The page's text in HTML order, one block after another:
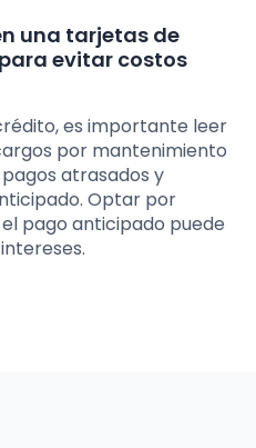
una tarjetas de
evitar costos
es importante leer
por mantenimiento
atrasados y
Optar por
pago anticipado puede